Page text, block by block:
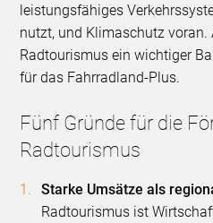
leistungsfähiges
nutzt, und Klimaschutz voran.
Radtourismus ein wichtiger
für das Fahrradland-Plus.
Fünf Gründe für die
Radtourismus
Starke Umsätze als
Radtourismus ist